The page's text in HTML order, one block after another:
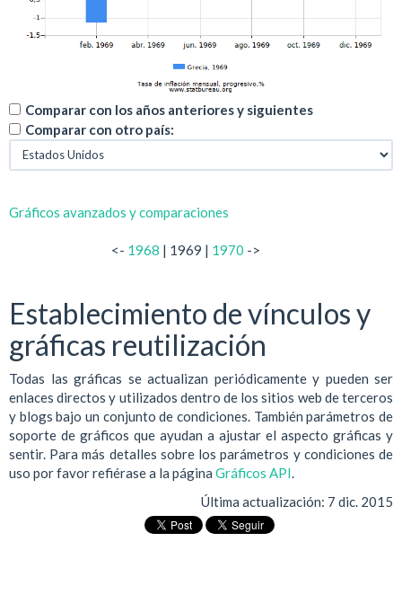
Comparar con los años anteriores y siguientes
Comparar con otro país:
Gráficos avanzados y comparaciones
<- 1968 | 1969 | 1970 ->
Establecimiento de vínculos y
gráficas reutilización
Todas las gráficas se actualizan periódicamente y pueden ser
enlaces directos y utilizados dentro de los sitios web de terceros
y blogs bajo un conjunto de condiciones. También parámetros de
soporte de gráficos que ayudan a ajustar el aspecto gráficas y
sentir. Para más detalles sobre los parámetros y condiciones de
uso por favor refiérase a la página Gráficos API.
Última actualización: 7 dic. 2015